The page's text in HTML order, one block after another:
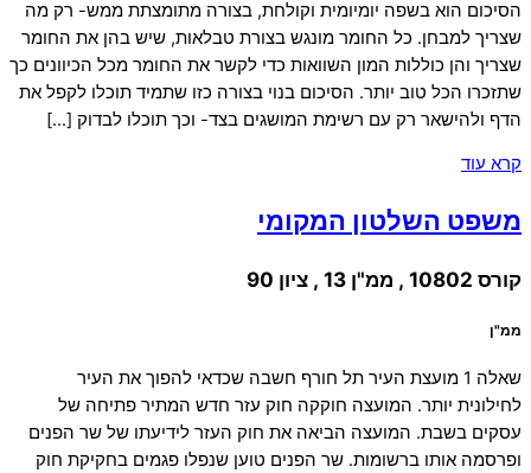
הסיכום הוא בשפה יומיומית וקולחת, בצורה מתומצתת ממש- רק מה
שצריך למבחן. כל החומר מונגש בצורת טבלאות, שיש בהן את החומר
שצריך והן כוללות המון השוואות כדי לקשר את החומר מכל הכיוונים כך
שתזכרו הכל טוב יותר. הסיכום בנוי בצורה כזו שתמיד תוכלו לקפל את
הדף ולהישאר רק עם רשימת המושגים בצד- וכך תוכלו לבדוק […]
קרא עוד
משפט השלטון המקומי
קורס 10802 , ממ"ן 13 , ציון 90
ממ"ן
שאלה 1 מועצת העיר תל חורף חשבה שכדאי להפוך את העיר
לחילונית יותר. המועצה חוקקה חוק עזר חדש המתיר פתיחה של
עסקים בשבת. המועצה הביאה את חוק העזר לידיעתו של שר הפנים
ופרסמה אותו ברשומות. שר הפנים טוען שנפלו פגמים בחקיקת חוק